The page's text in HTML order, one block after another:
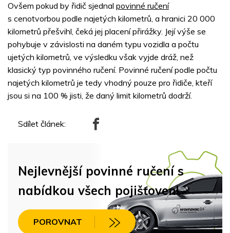
Ovšem pokud by řidič sjednal povinné ručení
s cenotvorbou podle najetých kilometrů, a hranici 20 000
kilometrů přešvihl, čeká jej placení přirážky. Její výše se
pohybuje v závislosti na daném typu vozidla a počtu
ujetých kilometrů, ve výsledku však vyjde dráž, než
klasický typ povinného ručení. Povinné ručení podle počtu
najetých kilometrů je tedy vhodný pouze pro řidiče, kteří
jsou si na 100 % jisti, že daný limit kilometrů dodrží.
Sdílet článek:
Nejlevnější povinné ručení s
nabídkou všech pojišťoven!
POROVNAT